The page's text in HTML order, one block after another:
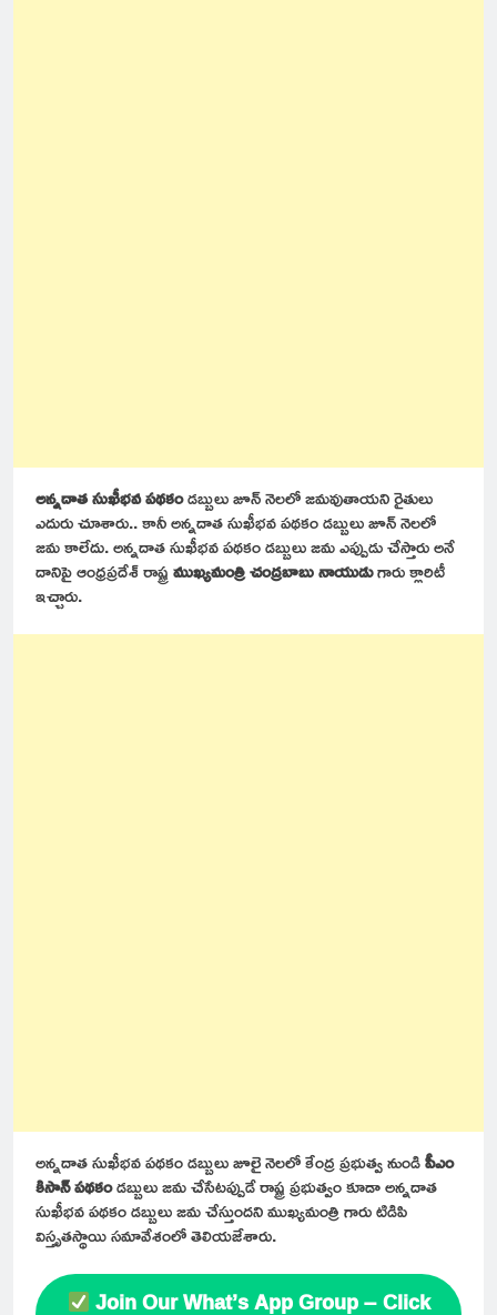
అన్నదాత సుఖీభవ పథకండబ్బులు జూన్ నెలలో జమవుతాయని రైతులు
ఎదురు చూశారు.. కానీ అన్నదాత సుఖీభవ పథకం డబ్బులు జూన్ నెలలో
జమ కాలేదు. అన్నదాత సుఖీభవ పథకం డబ్బులు జమ ఎప్పుడు చేస్తారు అనే
దానిపై ఆంధ్రప్రదేశ్ రాష్ట్రముఖ్యమంత్రి చంద్రబాబు నాయుడుగారు క్లారిటీ
ఇచ్చారు.
అన్నదాత సుఖీభవ పథకం డబ్బులు జూలై నెలలో కేంద్ర ప్రభుత్వ నుండిపీఎం
కిసాన్ పథకండబ్బులు జమ చేసేటప్పుడే రాష్ట్ర ప్రభుత్వం కూడా అన్నదాత
సుఖీభవ పథకం డబ్బులు జమ చేస్తుందని ముఖ్యమంత్రి గారు టిడిపి
విస్తృతస్థాయి సమావేశంలో తెలియజేశారు.
Join Our What’s App Group – Click